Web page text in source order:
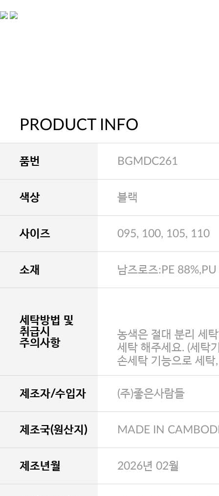
PRODUCT INFO
품번 BGMDC261
색상 블랙
사이즈 095, 100, 105, 110
소재 남즈로즈:PE
세탁방법 및
취급시
주의사항
농색은 절대 분리 세
세탁 해주세요. (세탁
손세탁 기능으로 세탁
제조자/수입자 (주)좋은사람들
제조국(원산지) MADE IN
제조년월 2026년 02월